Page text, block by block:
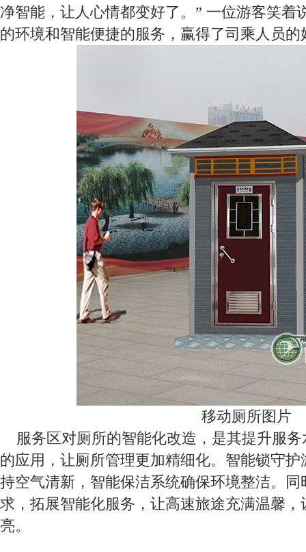
净智能，让人心情都变好了。” 一位游客笑着
的环境和智能便捷的服务，赢得了司乘人员的
移动厕所图片
服务区对厕所的智能化改造，是其提升服务
的应用，让厕所管理更加精细化。智能锁守
持空气清新，智能保洁系统确保环境整洁。
求，拓展智能化服务，让高速旅途充满温馨
亮。